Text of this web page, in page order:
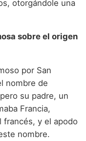
otorgándole una
sobre el origen
por San
nombre de
su padre, un
Francia,
francés, y el apodo
nombre.